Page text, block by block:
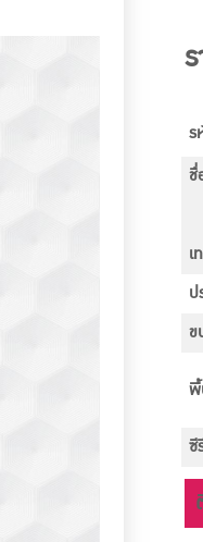
ร
ชื่
เ
ป
ข
พื้
ซี